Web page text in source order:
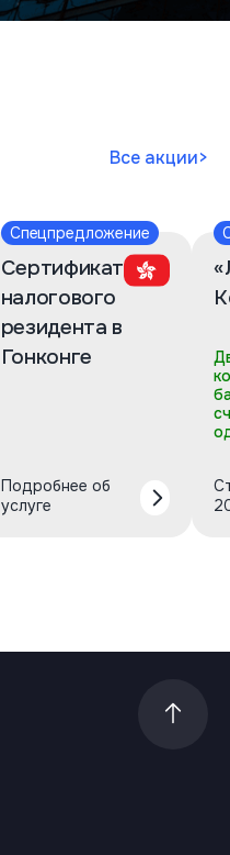
Все акции>
Спецпредложение
Сертификат
налогового
резидента в
Гонконге
Подробнее об
услуге